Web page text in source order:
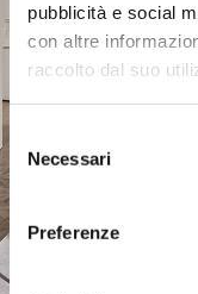
pubblicità e social
con altre
raccolto dal suo
del
consenso
Necessari
Preferenze